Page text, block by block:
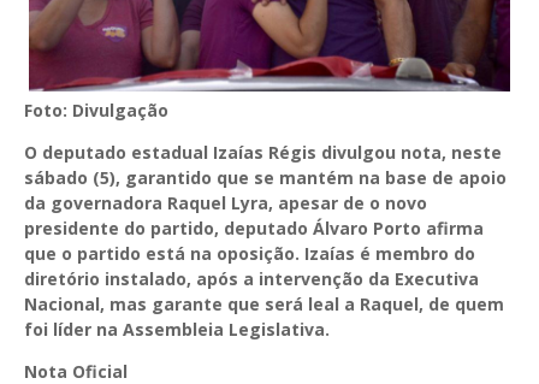
Foto: Divulgação
O deputado estadual Izaías Régis divulgou nota, neste
sábado (5), garantido que se mantém na base de apoio
da governadora Raquel Lyra, apesar de o novo
presidente do partido, deputado Álvaro Porto afirma
que o partido está na oposição. Izaías é membro do
diretório instalado, após a intervenção da Executiva
Nacional, mas garante que será leal a Raquel, de quem
foi líder na Assembleia Legislativa.
Nota Oficial